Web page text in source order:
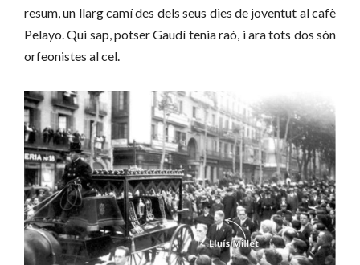
resum, un llarg camí des dels seus dies de joventut al cafè
Pelayo. Qui sap, potser Gaudí tenia raó, i ara tots dos són
orfeonistes al cel.